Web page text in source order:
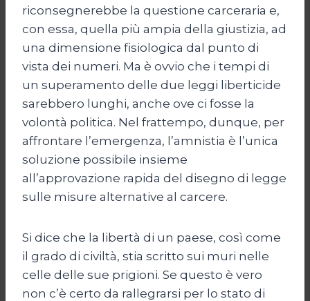
riconsegnerebbe la questione carceraria e,
con essa, quella più ampia della giustizia, ad
una dimensione fisiologica dal punto di
vista dei numeri. Ma è ovvio che i tempi di
un superamento delle due leggi liberticide
sarebbero lunghi, anche ove ci fosse la
volontà politica. Nel frattempo, dunque, per
affrontare l’emergenza, l’amnistia è l’unica
soluzione possibile insieme
all’approvazione rapida del disegno di legge
sulle misure alternative al carcere.
Si dice che la libertà di un paese, così come
il grado di civiltà, stia scritto sui muri nelle
celle delle sue prigioni. Se questo è vero
non c’è certo da rallegrarsi per lo stato di